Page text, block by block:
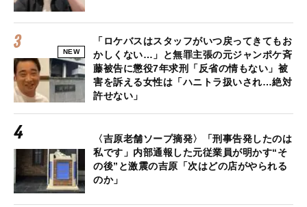
NEW
「ロケバスはスタッフがいつ戻ってきてもお
かしくない…」と無罪主張の元ジャンポケ斉
藤被告に懲役7年求刑「反省の情もない」被
害を訴える女性は「ハニトラ扱いされ…絶対
許せない」
〈吉原老舗ソープ摘発〉「刑事告発したのは
私です」内部通報した元従業員が明かす“そ
の後”と激震の吉原「次はどの店がやられる
のか」